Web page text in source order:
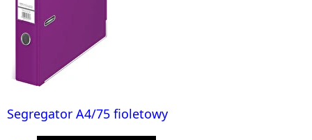
Segregator A4/75 fioletowy